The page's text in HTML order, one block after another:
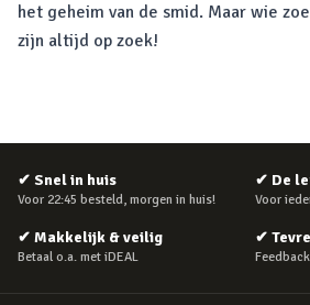
het geheim van de smid. Maar wie
zijn altijd op zoek!
✔ Snel in huis
Voor 22:45 besteld, morgen in huis!
✔ De
Voor
✔ Makkelijk & veilig
Betaal o.a. met iDEAL
✔